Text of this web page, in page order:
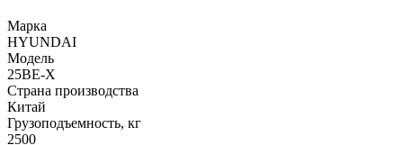
Марка
HYUNDAI
Модель
25BE-X
Страна производства
Китай
Грузоподъемность, кг
2500